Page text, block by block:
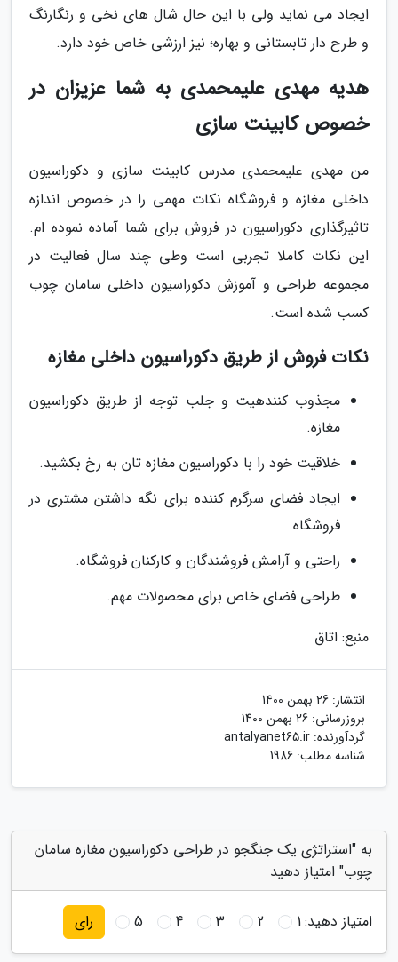
ایجاد می نماید ولی با این حال شال های نخی و رنگارنگ
و طرح دار تابستانی و بهاره؛ نیز ارزشی خاص خود دارد.
هدیه مهدی علیمحمدی به شما عزیزان در
خصوص کابینت سازی
من مهدی علیمحمدی مدرس کابینت سازی و دکوراسیون
داخلی مغازه و فروشگاه نکات مهمی را در خصوص اندازه
تاثیرگذاری دکوراسیون در فروش برای شما آماده نموده ام.
این نکات کاملا تجربی است وطی چند سال فعالیت در
مجموعه طراحی و آموزش دکوراسیون داخلی سامان چوب
کسب شده است.
نکات فروش از طریق دکوراسیون داخلی مغازه
مجذوب کنندهیت و جلب توجه از طریق دکوراسیون
مغازه.
خلاقیت خود را با دکوراسیون مغازه تان به رخ بکشید.
ایجاد فضای سرگرم کننده برای نگه داشتن مشتری در
فروشگاه.
راحتی و آرامش فروشندگان و کارکنان فروشگاه.
طراحی فضای خاص برای محصولات مهم.
منبع: اتاق
انتشار: 26 بهمن 1400
بروزرسانی: 26 بهمن 1400
گردآورنده: antalyanet65.ir
شناسه مطلب: 1986
به "استراتژی یک جنگجو در طراحی دکوراسیون مغازه سامان
چوب" امتیاز دهید
امتیاز دهید:1
2
3
4
5 رای